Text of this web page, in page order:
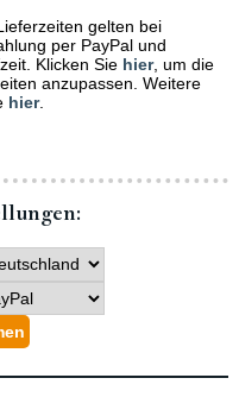
gelten bei
per PayPal und
Klicken Sie hier, um die
anzupassen. Weitere
hier.